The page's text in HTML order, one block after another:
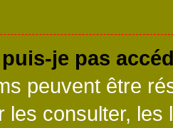
je pas
peuvent être
les consulter,